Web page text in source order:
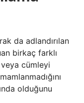
da adlandırılan
birkaç farklı
cümleyi
olduğunu